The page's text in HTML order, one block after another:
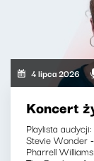
4 lipca 2026
Koncert
Playlista audycji:
Stevie Wonder
Pharrell